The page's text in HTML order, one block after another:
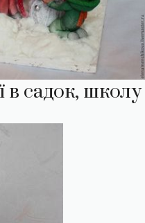
в садок, школу